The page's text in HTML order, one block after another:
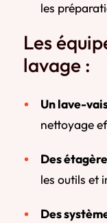
les
Les
lavage :
Un lave-
nettoyage
Des
les outils et
Des